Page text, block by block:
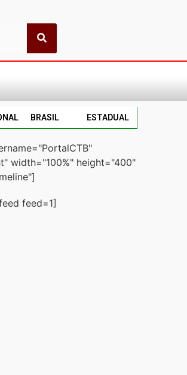
BRASIL ESTADUAL
width="100%" height="400"
feed=1]